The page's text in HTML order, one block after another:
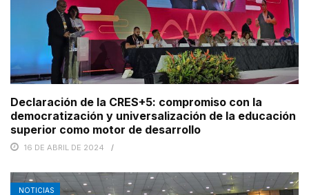
Declaración de la CRES+5: compromiso con la
democratización y universalización de la educación
superior como motor de desarrollo
16 DE ABRIL DE 2024
NOTICIAS